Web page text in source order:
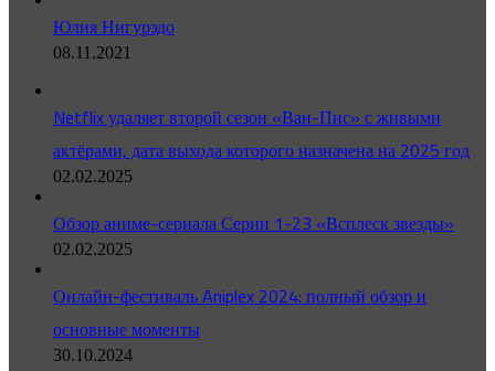
Юлия Нигурэдо
08.11.2021
Netflix удаляет второй сезон «Ван-Пис» с живыми
актёрами, дата выхода которого назначена на 2025 год
02.02.2025
Обзор аниме-сериала Серии 1-23 «Всплеск звезды»
02.02.2025
Онлайн-фестиваль Aniplex 2024: полный обзор и
основные моменты
30.10.2024